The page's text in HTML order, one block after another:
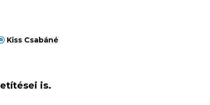
Kiss‎ Csabáné
is.